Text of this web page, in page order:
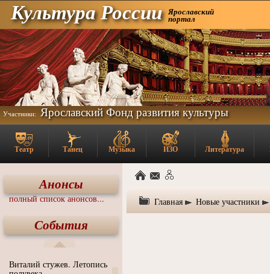
Культура России Ярославский
портал
Участники: Ярославский Фонд развития культуры
Театр Танец Музыка ИЗО Литература
Анонсы
полный список анонсов...
События
Виталий стужев. Летопись
Главная Новые участники